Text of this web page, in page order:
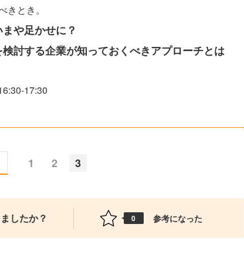
とき。
や足かせに？
討する企業が知っておくべきアプローチとは
17:30
1 2 3
したか？ 0 参考になった